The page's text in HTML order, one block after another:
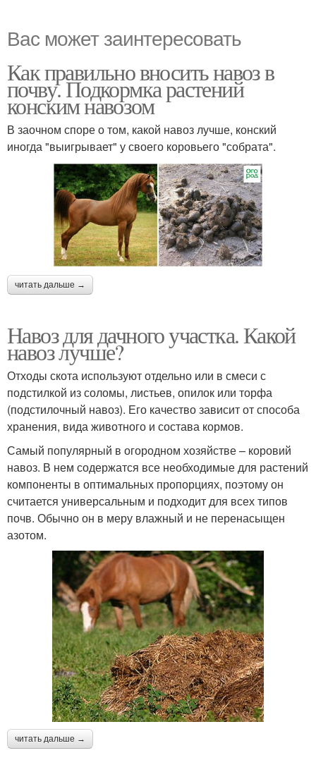
Вас может заинтересовать
Как правильно вносить навоз в
почву. Подкормка растений
конским навозом
В заочном споре о том, какой навоз лучше, конский
иногда "выигрывает" у своего коровьего "собрата".
читать дальше →
Навоз для дачного участка. Какой
навоз лучше?
Отходы скота используют отдельно или в смеси с
подстилкой из соломы, листьев, опилок или торфа
(подстилочный навоз). Его качество зависит от способа
хранения, вида животного и состава кормов.
Самый популярный в огородном хозяйстве – коровий
навоз. В нем содержатся все необходимые для растений
компоненты в оптимальных пропорциях, поэтому он
считается универсальным и подходит для всех типов
почв. Обычно он в меру влажный и не перенасыщен
азотом.
читать дальше →